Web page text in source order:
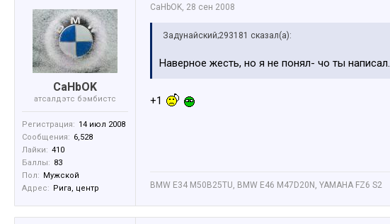
CaHbOK
атсалдэтс бэмбистс
Регистрация: 14 июл 2008
Сообщения: 6,528
Лайки: 410
Баллы: 83
Пол: Мужской
Адрес: Рига, центр
CaHbOK, 28 сен 2008
Задунайский;293181 сказал(а):
Наверное жесть, но я не понял- чо ты написал.
+1
BMW E34 M50B25TU, BMW E46 M47D20N, YAMAHA FZ6 S2